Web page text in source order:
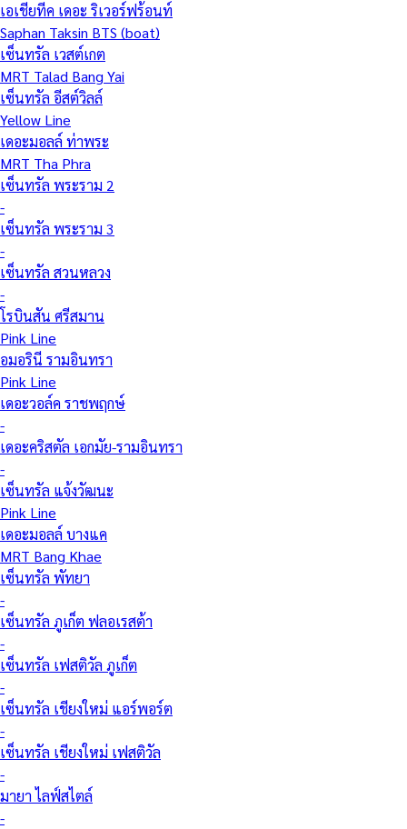
เอเชียทีค เดอะ ริเวอร์ฟร้อนท์
Saphan Taksin BTS (boat)
เซ็นทรัล เวสต์เกต
MRT Talad Bang Yai
เซ็นทรัล อีสต์วิลล์
Yellow Line
เดอะมอลล์ ท่าพระ
MRT Tha Phra
เซ็นทรัล พระราม 2
-
เซ็นทรัล พระราม 3
-
เซ็นทรัล สวนหลวง
-
โรบินสัน ศรีสมาน
Pink Line
อมอรินี รามอินทรา
Pink Line
เดอะวอล์ค ราชพฤกษ์
-
เดอะคริสตัล เอกมัย-รามอินทรา
-
เซ็นทรัล แจ้งวัฒนะ
Pink Line
เดอะมอลล์ บางแค
MRT Bang Khae
เซ็นทรัล พัทยา
-
เซ็นทรัล ภูเก็ต ฟลอเรสต้า
-
เซ็นทรัล เฟสติวัล ภูเก็ต
-
เซ็นทรัล เชียงใหม่ แอร์พอร์ต
-
เซ็นทรัล เชียงใหม่ เฟสติวัล
-
มายา ไลฟ์สไตล์
-